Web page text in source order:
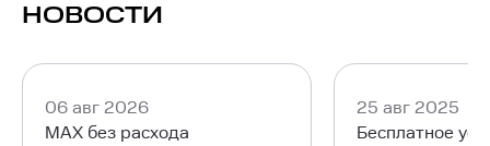
НОВОСТИ
06 авг 2026
MAX без расхода
25 авг 2025
Бесплатное